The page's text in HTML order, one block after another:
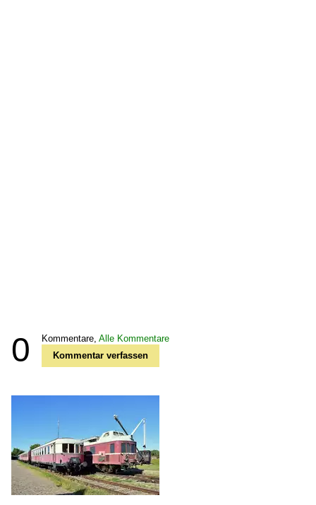
0 Kommentare, Alle Kommentare
Kommentar verfassen